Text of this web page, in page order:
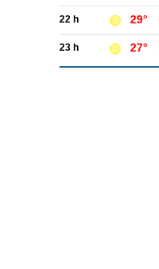
22 h 29°
23 h 27°